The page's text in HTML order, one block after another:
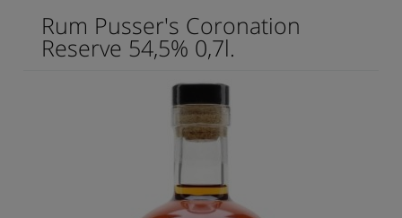
Rum Pusser's Coronation
Reserve 54,5% 0,7l.